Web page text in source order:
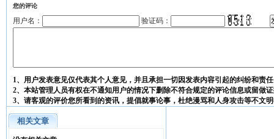
您的评论
用户名： 验证码：
1、用户发表意见仅代表其个人意见，并且承担一切因发表内容引起的纠纷和责
2、本站管理人员有权在不通知用户的情况下删除不符合规定的评论信息或留做
3、请客观的评价您所看到的资讯，提倡就事论事，杜绝漫骂和人身攻击等不文
相关文章